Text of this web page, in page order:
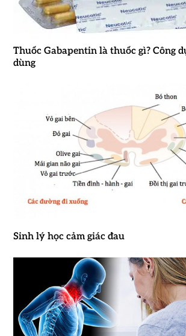
Thuốc Gabapentin là thuốc gì? Công
dùng
Sinh lý học cảm giác đau